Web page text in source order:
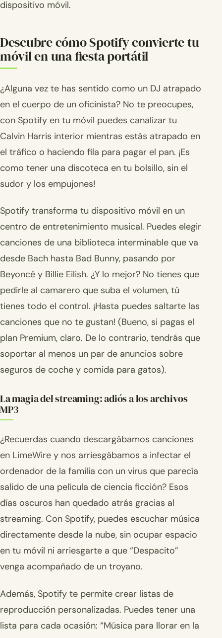
dispositivo móvil.
Descubre cómo Spotify convierte tu
móvil en una fiesta portátil
¿Alguna vez te has sentido como un DJ atrapado
en el cuerpo de un oficinista? No te preocupes,
con Spotify en tu móvil puedes canalizar tu
Calvin Harris interior mientras estás atrapado en
el tráfico o haciendo fila para pagar el pan. ¡Es
como tener una discoteca en tu bolsillo, sin el
sudor y los empujones!
Spotify transforma tu dispositivo móvil en un
centro de entretenimiento musical. Puedes elegir
canciones de una biblioteca interminable que va
desde Bach hasta Bad Bunny, pasando por
Beyoncé y Billie Eilish. ¿Y lo mejor? No tienes que
pedirle al camarero que suba el volumen, tú
tienes todo el control. ¡Hasta puedes saltarte las
canciones que no te gustan! (Bueno, si pagas el
plan Premium, claro. De lo contrario, tendrás que
soportar al menos un par de anuncios sobre
seguros de coche y comida para gatos).
La magia del streaming: adiós a los archivos
MP3
¿Recuerdas cuando descargábamos canciones
en LimeWire y nos arriesgábamos a infectar el
ordenador de la familia con un virus que parecía
salido de una película de ciencia ficción? Esos
días oscuros han quedado atrás gracias al
streaming. Con Spotify, puedes escuchar música
directamente desde la nube, sin ocupar espacio
en tu móvil ni arriesgarte a que “Despacito”
venga acompañado de un troyano.
Además, Spotify te permite crear listas de
reproducción personalizadas. Puedes tener una
lista para cada ocasión: “Música para llorar en la